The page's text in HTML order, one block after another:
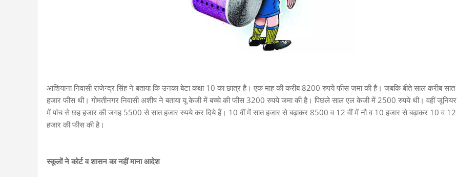
आशियाना निवासी राजेन्द्र सिंह ने बताया कि उनका बेटा कक्षा 10 का छात्र है। एक माह की करीब 8200 रुपये फीस जमा की है। जबकि बीते साल करीब सात
हजार फीस थी। गोमतीनगर निवासी अशीष ने बताया यू केजी में बच्चे की फीस 3200 रुपये जमा की है। पिछले साल एल केजी में 2500 रुपये थी। वहीं जूनियर
में पांच से छह हजार की जगह 5500 से सात हजार रुपये कर दिये हैं। 10 वीं में सात हजार से बढ़ाकर 8500 व 12 वीं में नौ व 10 हजार से बढ़ाकर 10 व 12
हजार की फीस की है।
स्कूलों ने कोर्ट व शासन का नहीं माना आदेश